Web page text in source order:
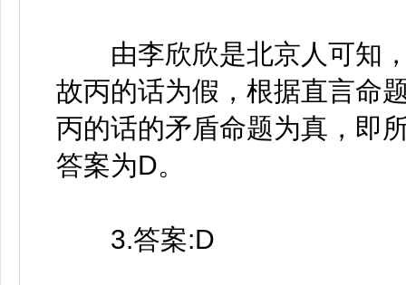
由李欣欣是北京人可知，
故丙的话为假，根据直言命
丙的话的矛盾命题为真，即
答案为D。
3.答案:D